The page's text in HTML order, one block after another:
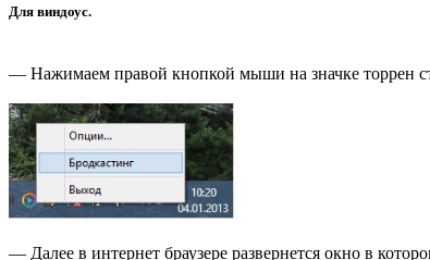
Для виндоус.
— Нажимаем правой кнопкой мыши на значке торрен
— Далее в интернет браузере развернется окно в